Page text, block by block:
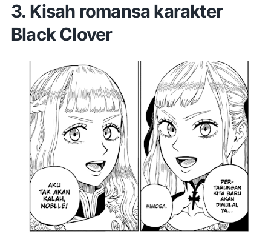
3. Kisah romansa karakter
Black Clover